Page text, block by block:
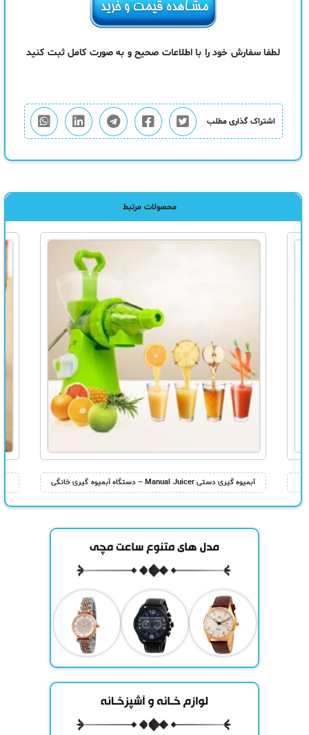
لطفا سفارش خود را با اطلاعات صحیح و به صورت کامل ثبت کنید
اشتراک گذاری مطلب
محصولات مرتبط
آبمیوه گیری دستی Manual Juicer – دستگاه آبمیوه گیری خانگی